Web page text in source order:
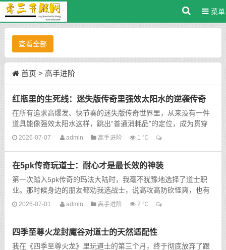
菜单
查看全部
首页 > 高手进阶
红瓶里的生死线：迷失版传奇里强效太阳水的逆袭传奇
在所有追求高爆发、快节奏的迷失版传奇世界里，从来没有一件
道具能像强效太阳水这样，跳出“普通消耗品”的定位，成为贯穿
你整个冒险生涯的“生死底牌”。它...
2026-07-07 admin 高手进阶 1 ℃
在5pk传奇玩道士：耐心才是最长效的神装
第一次踏入5pk传奇的玛法大陆时，我毫不犹豫地选择了道士职
业。那时候身边的朋友都劝我选战士，说高攻高防砍怪爽，也有
人推荐法师，说群攻刷怪升级快，可我偏偏被道士腰间那把乌木
2026-07-01 admin 高手进阶 2 ℃
四季至尊火龙封魔谷对道士的天然适配性
我在《四季至尊火龙》里玩道士的第三个月，终于彻底放弃了跟